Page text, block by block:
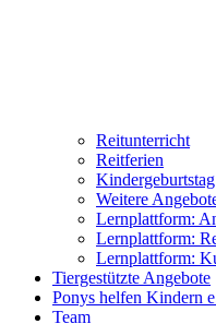
Reitunterricht
Reitferien
Kindergeburtstag
Weitere
Lernplattform:
Lernplattform:
Lernplattform:
Tiergestützte Angebote
Ponys helfen Kindern
Team